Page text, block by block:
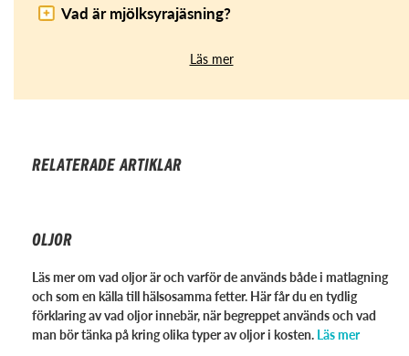
Vad är mjölksyrajäsning?
Läs mer
RELATERADE ARTIKLAR
OLJOR
Läs mer om vad oljor är och varför de används både i matlagning
och som en källa till hälsosamma fetter. Här får du en tydlig
förklaring av vad oljor innebär, när begreppet används och vad
man bör tänka på kring olika typer av oljor i kosten. Läs mer